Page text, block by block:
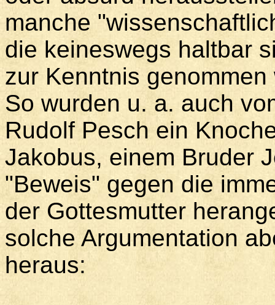
manche
die keineswegs haltbar
zur Kenntnis genommen
So wurden u. a. auch
Rudolf Pesch ein
Jakobus, einem Bruder
"Beweis" gegen die
der Gottesmutter
solche Argumentation
heraus: